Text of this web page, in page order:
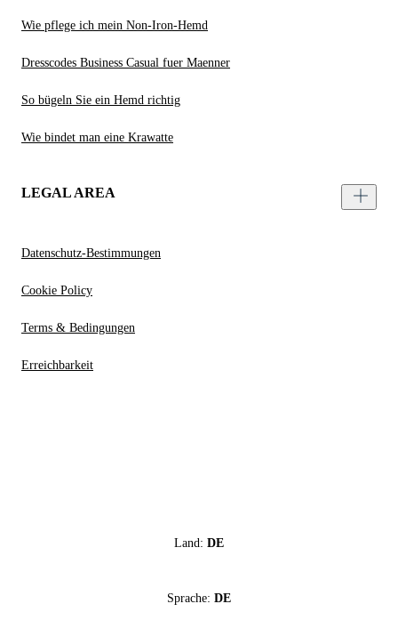
Wie pflege ich mein Non-Iron-Hemd
Dresscodes Business Casual fuer Maenner
So bügeln Sie ein Hemd richtig
Wie bindet man eine Krawatte
LEGAL AREA
Datenschutz-Bestimmungen
Cookie Policy
Terms & Bedingungen
Erreichbarkeit
Land: DE
Sprache: DE